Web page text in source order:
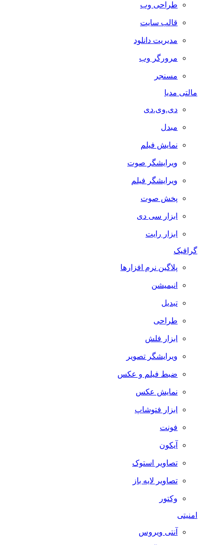
طراحی وب
قالب سایت
مدیریت دانلود
مرورگر وب
مسنجر
مالتی مدیا
دی.وی.دی
مبدل
نمایش فیلم
ویرایشگر صوت
ویرایشگر فیلم
پخش صوت
ابزار سی دی
ابزار رایت
گرافیک
پلاگین نرم افزارها
انیمیشن
تبدیل
طراحی
ابزار فلش
ویرایشگر تصویر
ضبط فيلم و عكس
نمایش عکس
ابزار فتوشاپ
فونت
آیکون
تصاویر استوک
تصاویر لایه باز
وکتور
امنیتی
آنتی ویروس